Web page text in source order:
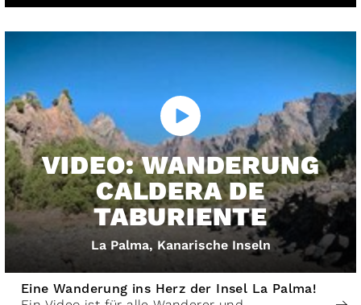
VIDEO: WANDERUNG
CALDERA DE
TABURIENTE
La Palma, Kanarische Inseln
Eine Wanderung ins Herz der Insel La Palma!